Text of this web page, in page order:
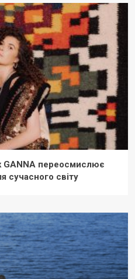
GANNA переосмислює
сучасного світу